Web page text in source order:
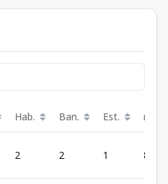
Hab. Ban. Est. m²
2 2 1 80